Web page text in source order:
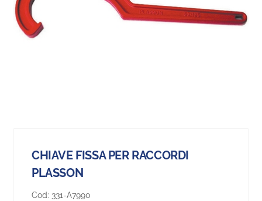
CHIAVE FISSA PER RACCORDI
PLASSON
Cod: 331-A7990